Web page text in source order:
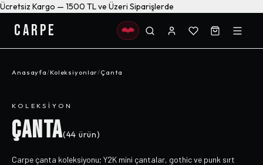
Ücretsiz Kargo — 1500 TL ve Üzeri Siparişlerde
CARPE
Anasayfa/Koleksiyonlar/Çanta
KOLEKSIYON
ÇANTA(44 ürün)
Carpe çanta koleksiyonu; Y2K mini çantalar, gothic ve punk sırt